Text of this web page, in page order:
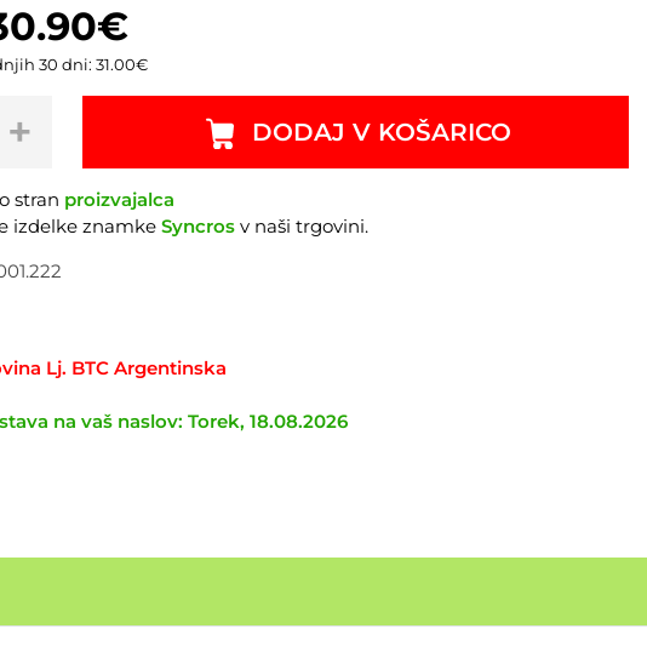
€
30 dni: 31.00€
+ DODAJ V KOŠARICO
stran proizvajalca
izdelke znamkeSyncros v naši trgovini.
Lj. BTC Argentinska
na vaš naslov: Torek, 18.08.2026